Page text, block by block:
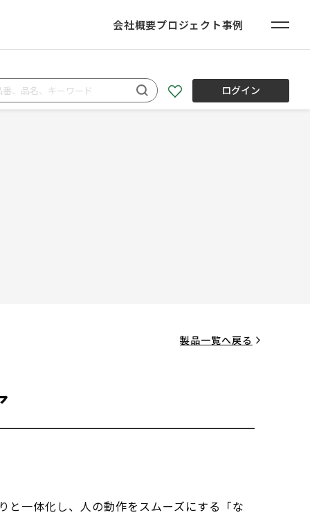
会社概要プロジェクト事例
ログイン
製品一覧へ戻る
と一体化し、人の動作をスムーズにする「な